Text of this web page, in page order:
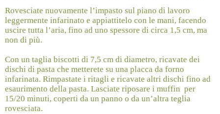
Rovesciate nuovamente l’impasto sul piano di lavoro
leggermente infarinato e appiattitelo con le mani, facendo
uscire tutta l’aria, fino ad uno spessore di circa 1,5 cm, ma
non di più.
Con un taglia biscotti di 7,5 cm di diametro, ricavate dei
dischi di pasta che metterete su una placca da forno
infarinata. Rimpastate i ritagli e ricavate altri dischi fino ad
esaurimento della pasta. Lasciate riposare i muffin per
15/20 minuti, coperti da un panno o da un’altra teglia
rovesciata.